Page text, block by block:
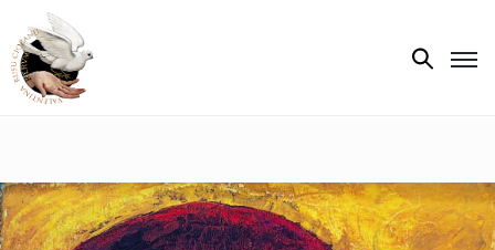
Biografie
Opere
de